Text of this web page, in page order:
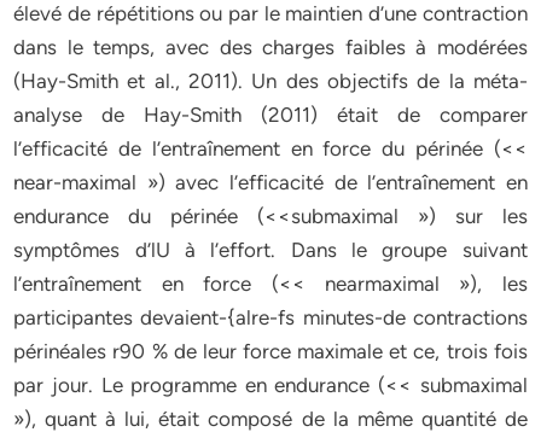
élevé de répétitions ou par le maintien d’une contraction
dans le temps, avec des charges faibles à modérées
(Hay-Smith et al., 2011). Un des objectifs de la méta-
analyse de Hay-Smith (2011) était de comparer
l’efficacité de l’entraînement en force du périnée (<<
near-maximal ») avec l’efficacité de l’entraînement en
endurance du périnée (<<submaximal ») sur les
symptômes d’lU à l’effort. Dans le groupe suivant
l’entraînement en force (<< nearmaximal »), les
participantes devaient-{alre-fs minutes-de contractions
périnéales r90 % de leur force maximale et ce, trois fois
par jour. Le programme en endurance (<< submaximal
»), quant à lui, était composé de la même quantité de